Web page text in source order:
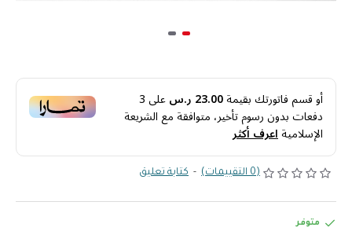
أو قسم فاتورتك بقيمة23.00 ر.س على3
دفعات بدون رسوم تأخير، متوافقة مع الشريعة
الإسلاميةاعرف أكثر
(0 التقييمات) - كتابة تعليق
متوفر